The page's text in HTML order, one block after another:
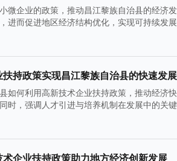
微企业的政策，推动昌江黎族自治县的经济
进而促进地区经济结构优化，实现可持续发
持政策实现昌江黎族自治县的快速发
如何利用高新技术企业扶持政策，推动经济
时，强调人才引进与培养机制在发展中的关
企业扶持政策助力地方经济创新发展